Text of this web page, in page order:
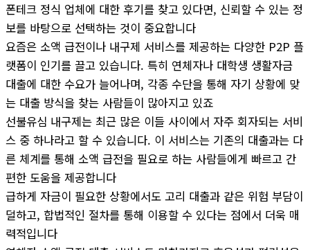
폰테크 정식 업체에 대한 후기를 찾고 있다면, 신뢰할 수 있는 정
보를 바탕으로 선택하는 것이 중요합니다
요즘은 소액 급전이나 내구제 서비스를 제공하는 다양한 P2P 플
랫폼이 인기를 끌고 있습니다. 특히 연체자나 대학생 생활자금
대출에 대한 수요가 늘어나며, 각종 수단을 통해 자기 상황에 맞
는 대출 방식을 찾는 사람들이 많아지고 있죠
선불유심 내구제는 최근 많은 이들 사이에서 자주 회자되는 서비
스 중 하나라고 할 수 있습니다. 이 서비스는 기존의 대출과는 다
른 체계를 통해 소액 급전을 필요로 하는 사람들에게 빠르고 간
편한 도움을 제공합니다
급하게 자금이 필요한 상황에서도 고리 대출과 같은 위험 부담이
덜하고, 합법적인 절차를 통해 이용할 수 있다는 점에서 더욱 매
력적입니다